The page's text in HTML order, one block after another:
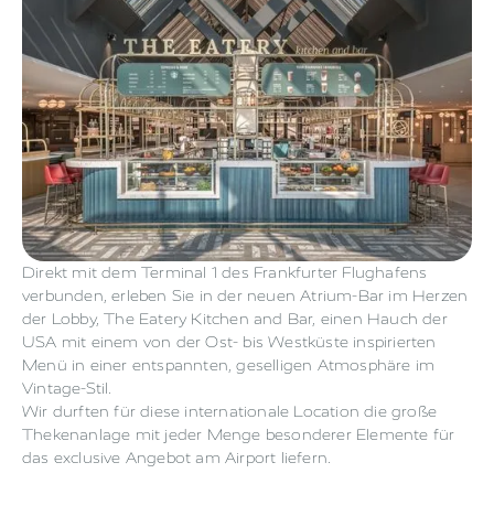
Direkt mit dem Terminal 1 des Frankfurter Flughafens
verbunden, erleben Sie in der neuen Atrium-Bar im Herzen
der Lobby, The Eatery Kitchen and Bar, einen Hauch der
USA mit einem von der Ost- bis Westküste inspirierten
Menü in einer entspannten, geselligen Atmosphäre im
Vintage-Stil.
Wir durften für diese internationale Location die große
Thekenanlage mit jeder Menge besonderer Elemente für
das exclusive Angebot am Airport liefern.